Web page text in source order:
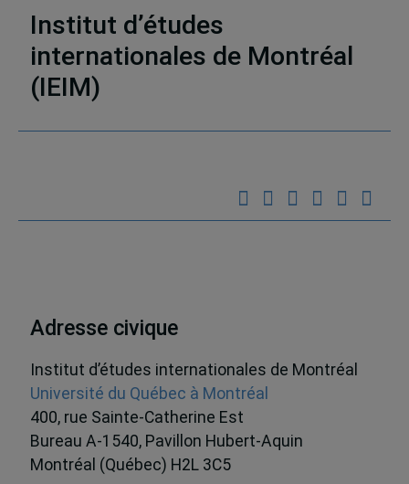
(CRIDAQ)
Articles scientifiques
Institut d’études
internationales de Montréal
(IEIM)
Adresse civique
Institut d’études internationales de Montréal
Université du Québec à Montréal
400, rue Sainte-Catherine Est
Bureau A-1540, Pavillon Hubert-Aquin
Montréal (Québec) H2L 3C5